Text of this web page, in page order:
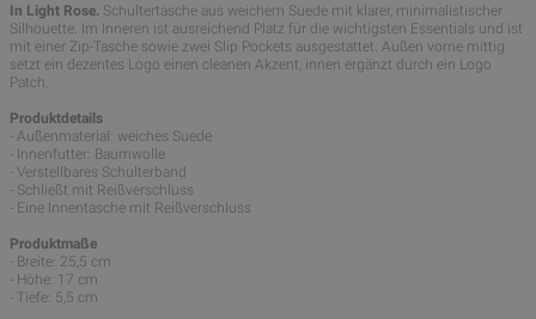
In Light Rose. Schultertasche aus weichem Suede mit klarer, minimalistischer
Silhouette. Im Inneren ist ausreichend Platz für die wichtigsten Essentials und ist
mit einer Zip-Tasche sowie zwei Slip Pockets ausgestattet. Außen vorne mittig
setzt ein dezentes Logo einen cleanen Akzent, innen ergänzt durch ein Logo
Patch.
Produktdetails
- Außenmaterial: weiches Suede
- Innenfutter: Baumwolle
- Verstellbares Schulterband
- Schließt mit Reißverschluss
- Eine Innentasche mit Reißverschluss
Produktmaße
- Breite: 25,5 cm
- Höhe: 17 cm
- Tiefe: 5,5 cm